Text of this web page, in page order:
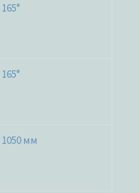
165°
165°
1050 мм